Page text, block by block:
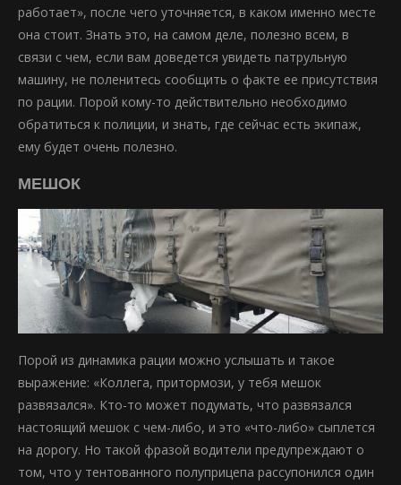
работает», после чего уточняется, в каком именно месте
она стоит. Знать это, на самом деле, полезно всем, в
связи с чем, если вам доведется увидеть патрульную
машину, не поленитесь сообщить о факте ее присутствия
по рации. Порой кому-то действительно необходимо
обратиться к полиции, и знать, где сейчас есть экипаж,
ему будет очень полезно.
МЕШОК
Порой из динамика рации можно услышать и такое
выражение: «Коллега, притормози, у тебя мешок
развязался». Кто-то может подумать, что развязался
настоящий мешок с чем-либо, и это «что-либо» сыплется
на дорогу. Но такой фразой водители предупреждают о
том, что у тентованного полуприцепа рассупонился один